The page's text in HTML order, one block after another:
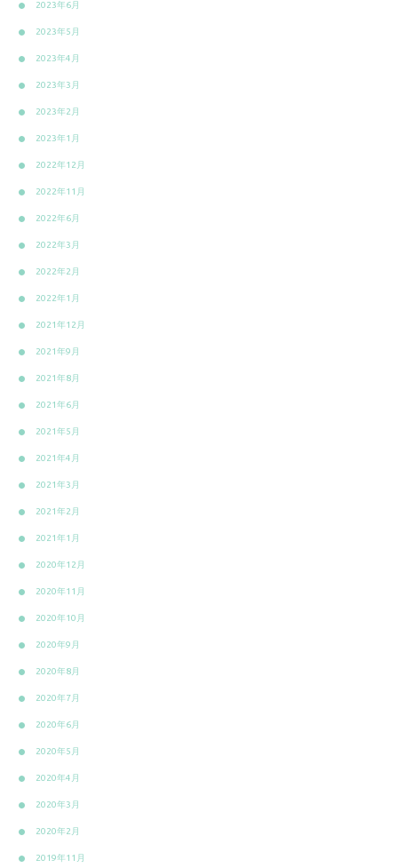
2023年6月
2023年5月
2023年4月
2023年3月
2023年2月
2023年1月
2022年12月
2022年11月
2022年6月
2022年3月
2022年2月
2022年1月
2021年12月
2021年9月
2021年8月
2021年6月
2021年5月
2021年4月
2021年3月
2021年2月
2021年1月
2020年12月
2020年11月
2020年10月
2020年9月
2020年8月
2020年7月
2020年6月
2020年5月
2020年4月
2020年3月
2020年2月
2019年11月